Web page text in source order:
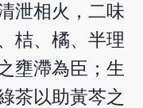
泄相火，二味
桔、橘、半理
壅滯為臣；生
茶以助黃芩之